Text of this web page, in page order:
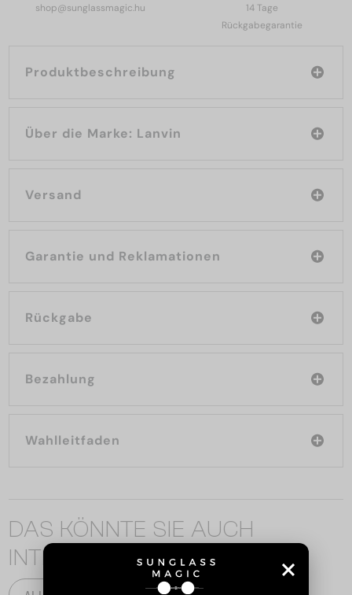
shop@sunglassmagic.hu
14 Tage
Rückgabegarantie
Produktbeschreibung
Über die Marke: Lanvin
Versand
Garantie und Reklamationen
Rückgabe
Bezahlung
Wahlleitfaden
DAS KÖNNTE SIE AUCH
INTERESSIEREN